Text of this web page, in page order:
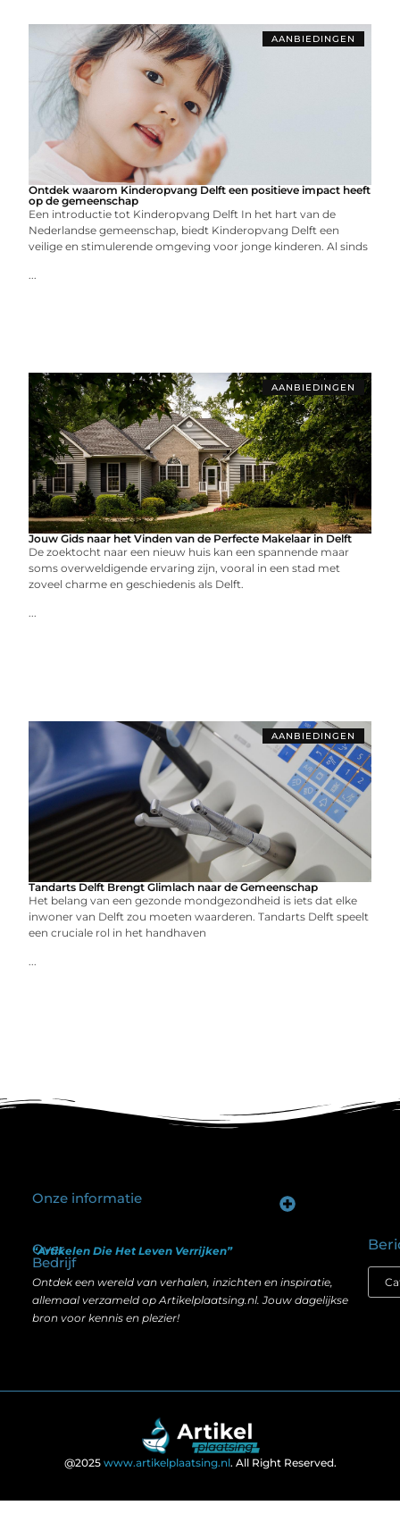
AANBIEDINGEN
Ontdek waarom Kinderopvang Delft een positieve impact heeft
op de gemeenschap
Een introductie tot Kinderopvang Delft In het hart van de
Nederlandse gemeenschap, biedt Kinderopvang Delft een
veilige en stimulerende omgeving voor jonge kinderen. Al sinds
...
AANBIEDINGEN
Jouw Gids naar het Vinden van de Perfecte Makelaar in Delft
De zoektocht naar een nieuw huis kan een spannende maar
soms overweldigende ervaring zijn, vooral in een stad met
zoveel charme en geschiedenis als Delft.
...
AANBIEDINGEN
Tandarts Delft Brengt Glimlach naar de Gemeenschap
Het belang van een gezonde mondgezondheid is iets dat elke
inwoner van Delft zou moeten waarderen. Tandarts Delft speelt
een cruciale rol in het handhaven
...
Over
Bedrijf
“Artikelen Die Het Leven Verrijken”
Ontdek een wereld van verhalen, inzichten en inspiratie,
allemaal verzameld op Artikelplaatsing.nl. Jouw dagelijkse
bron voor kennis en plezier!
Onze informatie
@2025 www.artikelplaatsing.nl. All Right Reserved.